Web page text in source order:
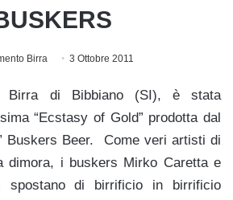
Birra 3 Ottobre 2011
Birra di Bibbiano (SI), è stata
“Ecstasy of Gold” prodotta dal
Buskers Beer. Come veri artisti di
dimora, i buskers Mirko Caretta e
spostano di birrificio in birrificio